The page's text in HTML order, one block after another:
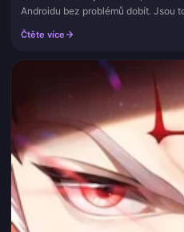
Androidu bez problémů dobít. Jsou
Čtěte více